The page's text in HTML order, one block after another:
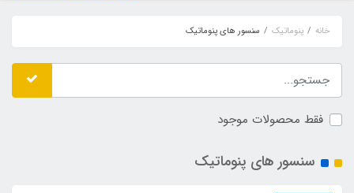
خانه پنوماتیک سنسور های پنوماتیک
فقط محصولات موجود
سنسور های پنوماتیک